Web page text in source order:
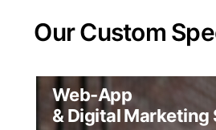
Our Custom
Web-App
& Digital Marketing